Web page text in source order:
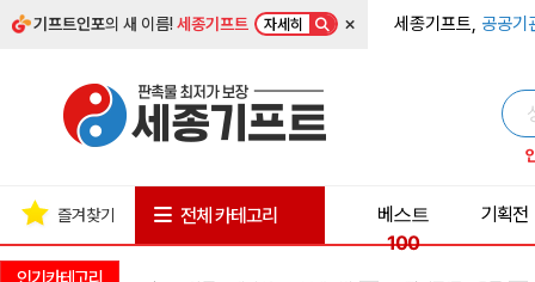
기프트인포의 새 이름!세종기프트 자세히 × 세종기프트, 공공기
즐겨찾기 전체 카테고리
베스트
100
기획전